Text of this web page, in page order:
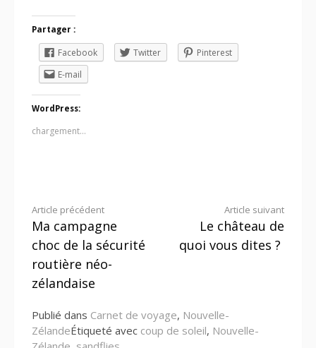
Partager :
Facebook Twitter
Pinterest
E-mail
WordPress:
chargement…
Lire
la
suite
Article précédent
Ma campagne
choc de la sécurité
routière néo-
zélandaise
Article suivant
Le château de
quoi vous dites ?
Publié dans Carnet de voyage, Nouvelle-
ZélandeÉtiqueté avec coup de soleil, Nouvelle-